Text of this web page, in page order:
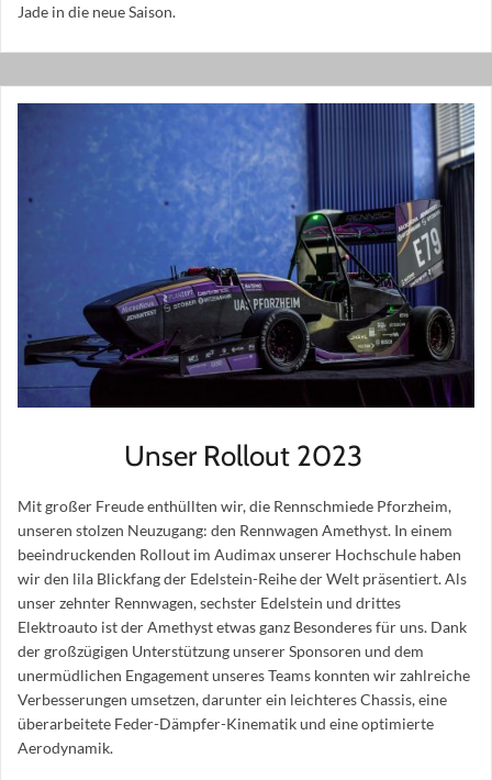
Jade in die neue Saison.
Unser Rollout 2023
Mit großer Freude enthüllten wir, die Rennschmiede Pforzheim,
unseren stolzen Neuzugang: den Rennwagen Amethyst. In einem
beeindruckenden Rollout im Audimax unserer Hochschule haben
wir den lila Blickfang der Edelstein-Reihe der Welt präsentiert. Als
unser zehnter Rennwagen, sechster Edelstein und drittes
Elektroauto ist der Amethyst etwas ganz Besonderes für uns. Dank
der großzügigen Unterstützung unserer Sponsoren und dem
unermüdlichen Engagement unseres Teams konnten wir zahlreiche
Verbesserungen umsetzen, darunter ein leichteres Chassis, eine
überarbeitete Feder-Dämpfer-Kinematik und eine optimierte
Aerodynamik.